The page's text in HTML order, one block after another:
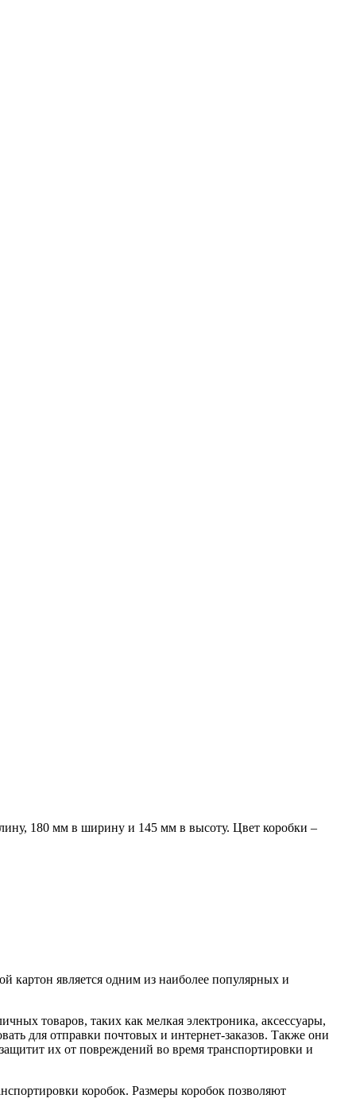
180 мм в ширину и 145 мм в высоту. Цвет коробки –
картон является одним из наиболее популярных и
товаров, таких как мелкая электроника, аксессуары,
для отправки почтовых и интернет-заказов. Также они
их от повреждений во время транспортировки и
коробок. Размеры коробок позволяют